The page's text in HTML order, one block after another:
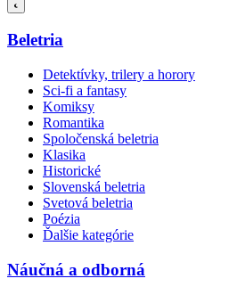
Beletria
Detektívky, trilery a horory
Sci-fi a fantasy
Komiksy
Romantika
Spoločenská beletria
Klasika
Historické
Slovenská beletria
Svetová beletria
Poézia
Ďalšie kategórie
Náučná a odborná